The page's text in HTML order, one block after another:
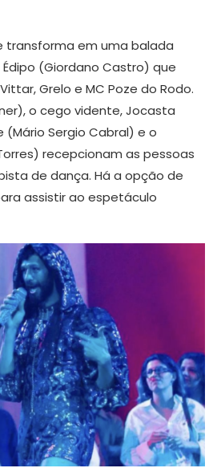
transforma em uma balada
(Giordano Castro) que
Grelo e MC Poze do Rodo.
o cego vidente, Jocasta
(Mário Sergio Cabral) e o
recepcionam as pessoas
de dança. Há a opção de
assistir ao espetáculo